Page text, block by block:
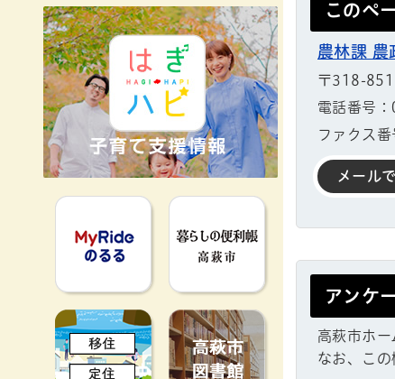
MyRideのるる
移住定住 高萩市図書
このペ
農林課 農
〒318-
電話番号
ファクス
メール
アンケ
高萩市ホ
なお、この